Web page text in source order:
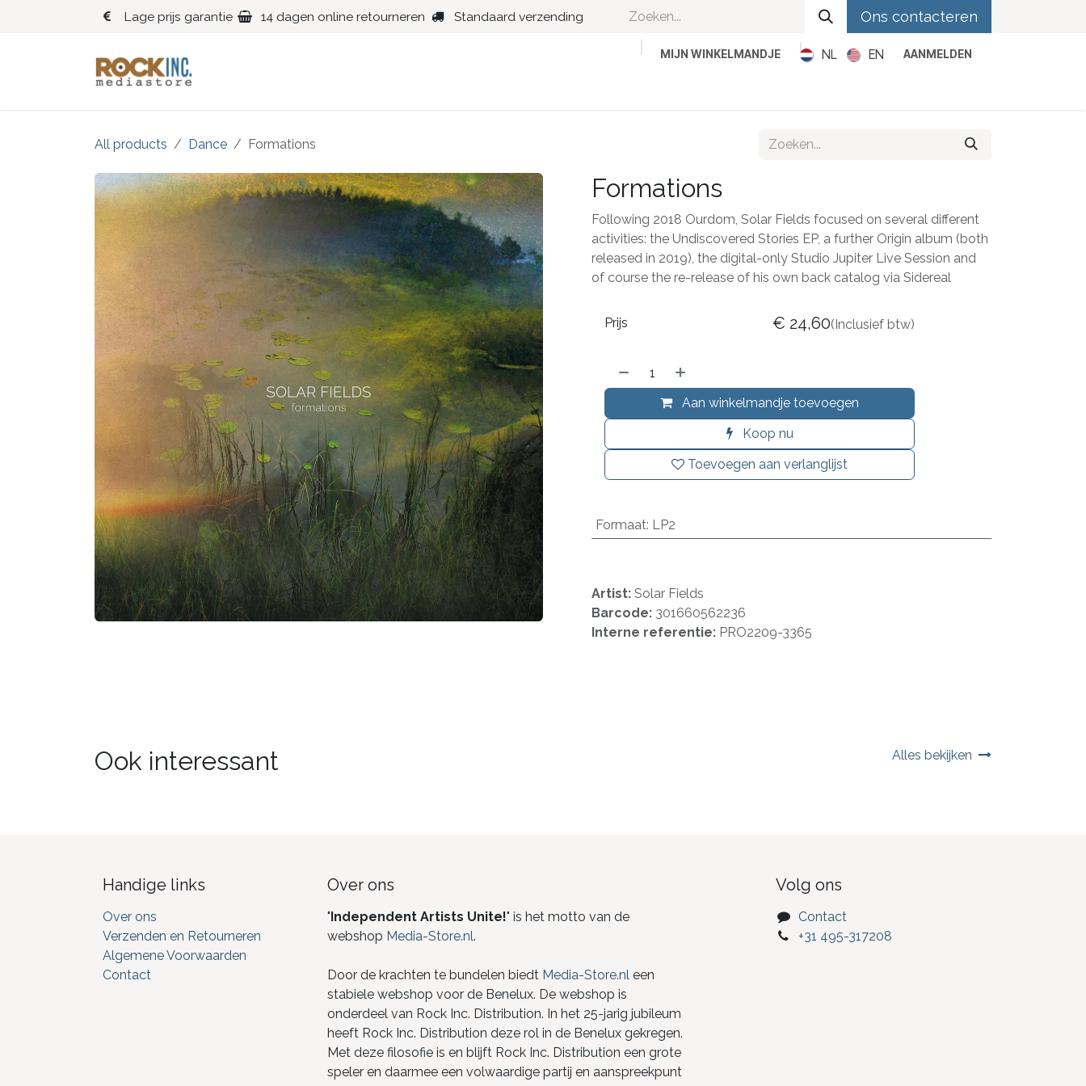
Overslaan naar inhoud
Lage prijs garantie 14 dagen online retourneren Standaard verzending Ons contacteren
MIJN WINKELMANDJE NL EN AANMELDEN
All products Dance Formations
Formations
Following 2018 Ourdom, Solar Fields focused on several different
activities: the Undiscovered Stories EP, a further Origin album (both
released in 2019), the digital-only Studio Jupiter Live Session and
of course the re-release of his own back catalog via Sidereal
Aan winkelmandje toevoegen
Koop nu
Toevoegen aan verlanglijst
Prijs € 24,60(Inclusief btw)
Formaat: LP2
Artist: Solar Fields
Barcode: 301660562236
Interne referentie: PRO2209-3365
Ook interessant Alles bekijken
Handige links
Over ons
Verzenden en Retourneren
Algemene Voorwaarden
Contact
Over ons
"Independent Artists Unite!" is het motto van de
webshop Media-Store.nl.
Door de krachten te bundelen biedt Media-Store.nleen
stabiele webshop voor de Benelux. De webshop is
onderdeel van Rock Inc. Distribution. In het 25-jarig jubileum
heeft Rock Inc. Distribution deze rol in de Benelux gekregen.
Met deze filosofie is en blijft Rock Inc. Distribution een grote
speler en daarmee een volwaardige partij en aanspreekpunt
Volg ons
Contact
+31 495-317208